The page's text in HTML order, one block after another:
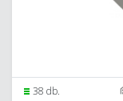
38 db.